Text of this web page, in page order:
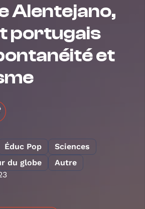
Alentejano,
portugais
et
Éduc Pop
Sciences
du globe
Autre